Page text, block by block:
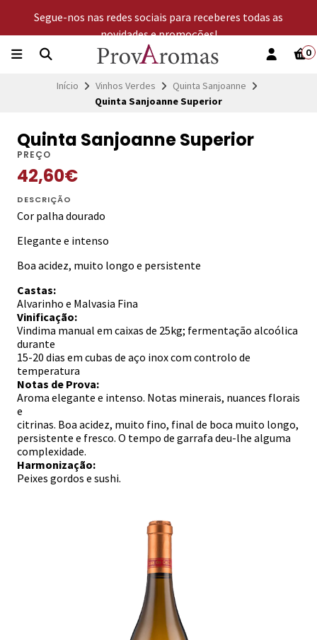
Segue-nos nas redes sociais para receberes todas as
novidades e promoções!
0
Início Vinhos Verdes
Quinta Sanjoanne
Quinta Sanjoanne Superior
Quinta Sanjoanne Superior
PREÇO
42,60€
DESCRIÇÃO
Cor palha dourado
Elegante e intenso
Boa acidez, muito longo e persistente
Castas:
Alvarinho e Malvasia Fina
Vinificação:
Vindima manual em caixas de 25kg; fermentação alcoólica
durante
15-20 dias em cubas de aço inox com controlo de
temperatura
Notas de Prova:
Aroma elegante e intenso. Notas minerais, nuances florais
e
citrinas. Boa acidez, muito fino, final de boca muito longo,
persistente e fresco. O tempo de garrafa deu-lhe alguma
complexidade.
Harmonização:
Peixes gordos e sushi.